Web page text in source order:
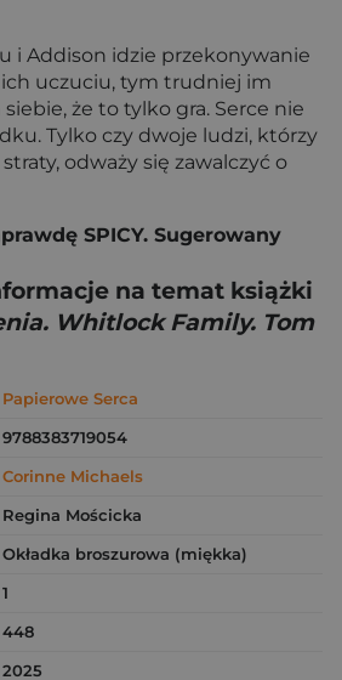
i Addison idzie przekonywanie
ich uczuciu, tym trudniej im
że to tylko gra. Serce nie
Tylko czy dwoje ludzi, którzy
odważy się zawalczyć o
SPICY. Sugerowany
na temat książki
Whitlock Family. Tom
Papierowe Serca
9788383719054
Corinne Michaels
Regina Mościcka
Okładka broszurowa (miękka)
1
448
2025